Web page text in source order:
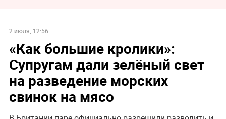
2 июля, 12:56
«Как большие кролики»:
Супругам дали зелёный свет
на разведение морских
свинок на мясо